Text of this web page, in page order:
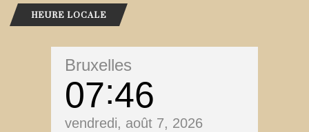
HEURE LOCALE
Bruxelles
07 46
vendredi, août 7, 2026